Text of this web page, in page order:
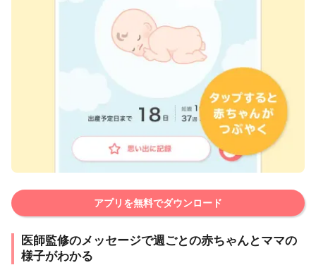
アプリを無料でダウンロード
医師監修のメッセージで週ごとの赤ちゃんとママの
様子がわかる